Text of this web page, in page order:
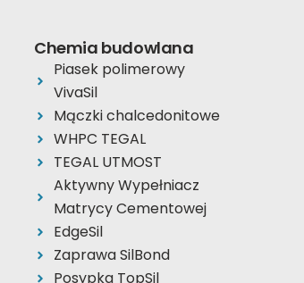
Chemia budowlana
Piasek polimerowy
VivaSil
Mączki chalcedonitowe
WHPC TEGAL
TEGAL UTMOST
Aktywny Wypełniacz
Matrycy Cementowej
EdgeSil
Zaprawa SilBond
Posypka TopSil